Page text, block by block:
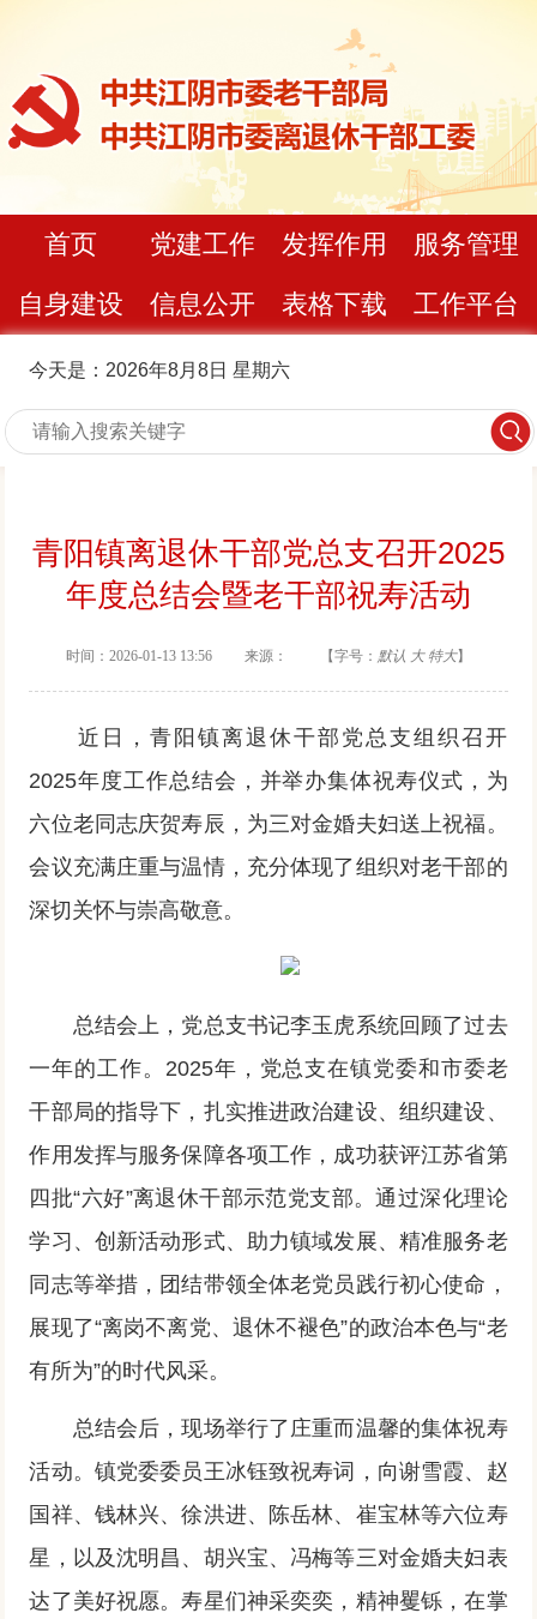
首页 党建工作 发挥作用
服务管理
自身建设
信息公开 表格下载 工作平台
今天是：2026年8月8日 星期六
青阳镇离退休干部党总支召开2025
年度总结会暨老干部祝寿活动
时间：2026-01-13 13:56 来源： 【字号： 默认 大 特大】
近日，青阳镇离退休干部党总支组织召开
2025年度工作总结会，并举办集体祝寿仪式，为
六位老同志庆贺寿辰，为三对金婚夫妇送上祝福。
会议充满庄重与温情，充分体现了组织对老干部的
深切关怀与崇高敬意。
总结会上，党总支书记李玉虎系统回顾了过去
一年的工作。2025年，党总支在镇党委和市委老
干部局的指导下，扎实推进政治建设、组织建设、
作用发挥与服务保障各项工作，成功获评江苏省第
四批“六好”离退休干部示范党支部。通过深化理论
学习、创新活动形式、助力镇域发展、精准服务老
同志等举措，团结带领全体老党员践行初心使命，
展现了“离岗不离党、退休不褪色”的政治本色与“老
有所为”的时代风采。
总结会后，现场举行了庄重而温馨的集体祝寿
活动。镇党委委员王冰钰致祝寿词，向谢雪霞、赵
国祥、钱林兴、徐洪进、陈岳林、崔宝林等六位寿
星，以及沈明昌、胡兴宝、冯梅等三对金婚夫妇表
达了美好祝愿。寿星们神采奕奕，精神矍铄，在掌